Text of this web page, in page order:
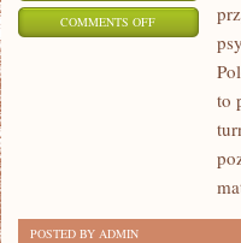
COMMENTS OFFON
LIGIESPORTU
to
POSTED BY ADMIN